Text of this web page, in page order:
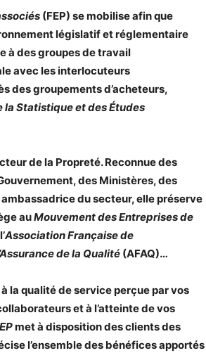
(FEP) se mobilise afin que
législatif et réglementaire
à des groupes de travail
avec les interlocuteurs
des groupements d’acheteurs,
la Statistique et des Études
de la Propreté. Reconnue des
des Ministères, des
du secteur, elle préserve
auMouvement des Entreprises de
Association Française de
de la Qualité (AFAQ)…
la qualité de service perçue par vos
et à l’atteinte de vos
met à disposition des clients des
l’ensemble des bénéfices apportés